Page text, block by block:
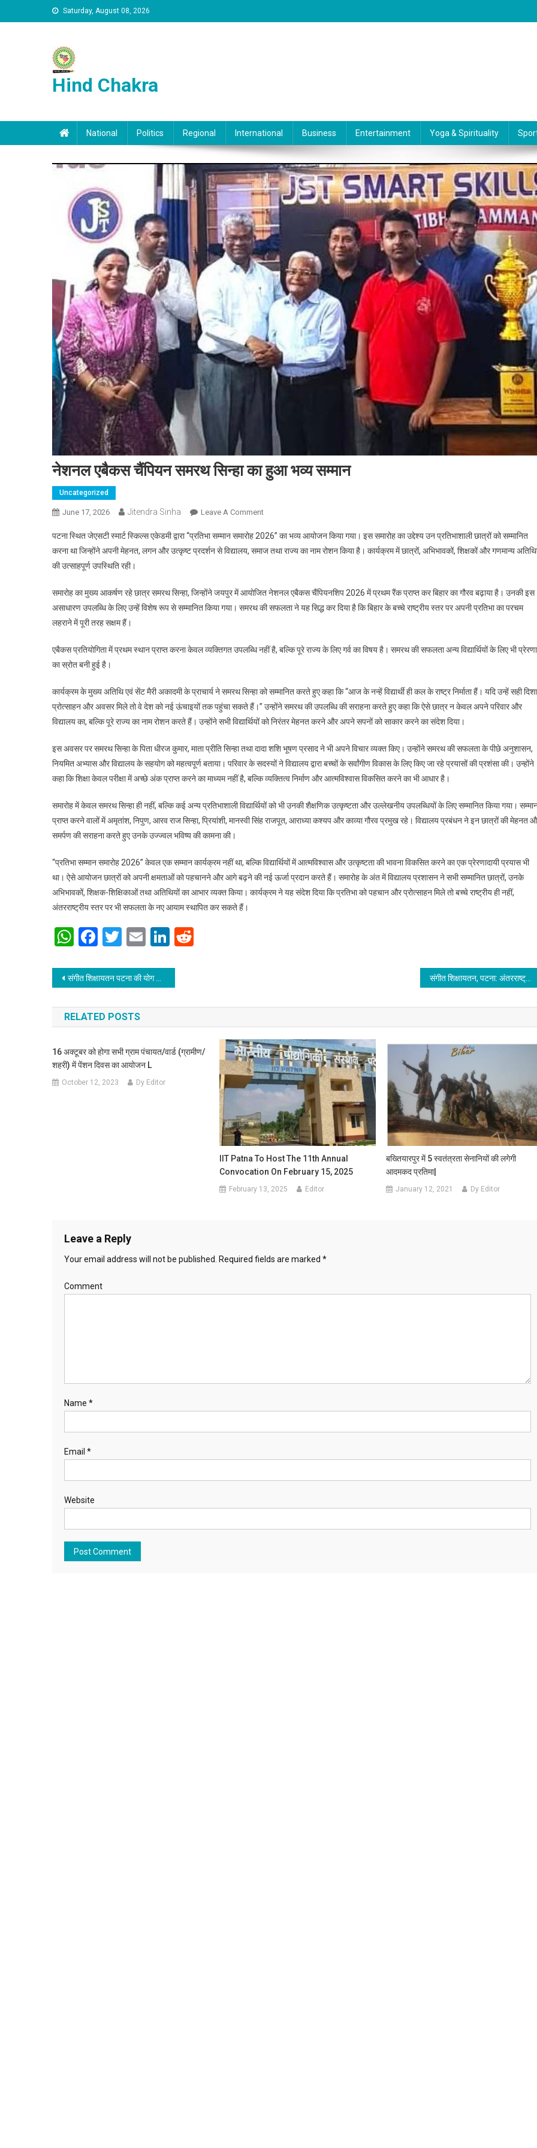
Skip to content Saturday, August 08, 2026
Hind Chakra
National Politics Regional International Business Entertainment Yoga & Spirituality
नेशनल एबैकस चैंपियन समरथ सिन्हा का हुआ भव्य सम्मान
Uncategorized
June 17, 2026 Jitendra Sinha Leave A Comment
पटना स्थित जेएसटी स्मार्ट स्किल्स एकेडमी द्वारा “प्रतिभा सम्मान समारोह 2026” का भव्य आयोजन किया गया। इस समारोह का उद्देश्य उन प्रतिभाशाली छात्रों को सम्मानित
करना था जिन्होंने अपनी मेहनत, लगन और उत्कृष्ट प्रदर्शन से विद्यालय, समाज तथा राज्य का नाम रोशन किया है। कार्यक्रम में छात्रों, अभिभावकों, शिक्षकों और गणमान्य
की उत्साहपूर्ण उपस्थिति रही।
समारोह का मुख्य आकर्षण रहे छात्र समरथ सिन्हा, जिन्होंने जयपुर में आयोजित नेशनल एबैकस चैंपियनशिप 2026 में प्रथम रैंक प्राप्त कर बिहार का गौरव बढ़ाया है। उनकी इस
असाधारण उपलब्धि के लिए उन्हें विशेष रूप से सम्मानित किया गया। समरथ की सफलता ने यह सिद्ध कर दिया है कि बिहार के बच्चे राष्ट्रीय स्तर पर अपनी प्रतिभा का परचम
लहराने में पूरी तरह सक्षम हैं।
एबैकस प्रतियोगिता में प्रथम स्थान प्राप्त करना केवल व्यक्तिगत उपलब्धि नहीं है, बल्कि पूरे राज्य के लिए गर्व का विषय है। समरथ की सफलता अन्य विद्यार्थियों के लिए भी प्रेरणा
का स्रोत बनी हुई है।
कार्यक्रम के मुख्य अतिथि एवं सेंट मैरी अकादमी के प्राचार्य ने समरथ सिन्हा को सम्मानित करते हुए कहा कि “आज के नन्हें विद्यार्थी ही कल के राष्ट्र निर्माता हैं। यदि उन्हें सही
प्रोत्साहन और अवसर मिले तो वे देश को नई ऊंचाइयों तक पहुंचा सकते हैं।” उन्होंने समरथ की उपलब्धि की सराहना करते हुए कहा कि ऐसे छात्र न केवल अपने परिवार और
विद्यालय का, बल्कि पूरे राज्य का नाम रोशन करते हैं। उन्होंने सभी विद्यार्थियों को निरंतर मेहनत करने और अपने सपनों को साकार करने का संदेश दिया।
इस अवसर पर समरथ सिन्हा के पिता धीरज कुमार, माता प्रीति सिन्हा तथा दादा शशि भूषण प्रसाद ने भी अपने विचार व्यक्त किए। उन्होंने समरथ की सफलता के पीछे अनुशासन,
नियमित अभ्यास और विद्यालय के सहयोग को महत्वपूर्ण बताया। परिवार के सदस्यों ने विद्यालय द्वारा बच्चों के सर्वांगीण विकास के लिए किए जा रहे प्रयासों की प्रशंसा की। उन्होंने
कहा कि शिक्षा केवल परीक्षा में अच्छे अंक प्राप्त करने का माध्यम नहीं है, बल्कि व्यक्तित्व निर्माण और आत्मविश्वास विकसित करने का भी आधार है।
समारोह में केवल समरथ सिन्हा ही नहीं, बल्कि कई अन्य प्रतिभाशाली विद्यार्थियों को भी उनकी शैक्षणिक उत्कृष्टता और उल्लेखनीय उपलब्धियों के लिए सम्मानित किया गया।
प्राप्त करने वालों में अमृतांश, निपुण, आरव राज सिन्हा, प्रियांशी, मानस्वी सिंह राजपूत, आराध्या कश्यप और काव्या गौरव प्रमुख रहे। विद्यालय प्रबंधन ने इन छात्रों की मेहनत
समर्पण की सराहना करते हुए उनके उज्ज्वल भविष्य की कामना की।
“प्रतिभा सम्मान समारोह 2026” केवल एक सम्मान कार्यक्रम नहीं था, बल्कि विद्यार्थियों में आत्मविश्वास और उत्कृष्टता की भावना विकसित करने का एक प्रेरणादायी प्रयास भी
था। ऐसे आयोजन छात्रों को अपनी क्षमताओं को पहचानने और आगे बढ़ने की नई ऊर्जा प्रदान करते हैं। समारोह के अंत में विद्यालय प्रशासन ने सभी सम्मानित छात्रों, उनके
अभिभावकों, शिक्षक-शिक्षिकाओं तथा अतिथियों का आभार व्यक्त किया। कार्यक्रम ने यह संदेश दिया कि प्रतिभा को पहचान और प्रोत्साहन मिले तो बच्चे राष्ट्रीय ही नहीं,
अंतरराष्ट्रीय स्तर पर भी सफलता के नए आयाम स्थापित कर सकते हैं।
WhatsApp
Facebook
Twitter
EmailLinkedIn
Post navigation
संगीत शिक्षायतन पटना की योग यात्रा -26 का शुभारंभ
RELATED POSTS
16 अक्टूबर को होगा सभी ग्राम पंचायत/वार्ड (ग्रामीण/
शहरी) में पेंशन दिवस का आयोजन L
October 12, 2023 Dy Editor
IIT Patna To Host The 11th Annual
Convocation On February 15, 2025
February 13, 2025 Editor
बख्तियारपुर में 5 स्वतंत्रता सेनानियों की लगेगी
आदमकद प्रतिमा|
January 12, 2021 Dy Editor
Leave a Reply
Your email address will not be published. Required fields are marked *
Comment
Name *
Email *
Website